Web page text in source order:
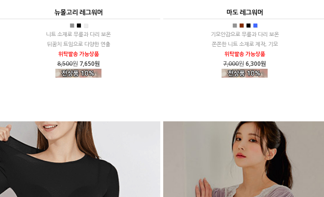
뉴몰고리 레그워머
■ ■ ■
니트 소재로 무릎과 다리 보온
뒤꿈치 트임으로 다양한 연출
위탁발송 가능상품
8,500원 7,650원
마도 레그워머
■ ■ ■ ■
기모안감으로 무릎과 다리 보온
쫀쫀한 니트 소재로 제작, 기모
위탁발송 가능상품
7,000원 6,300원